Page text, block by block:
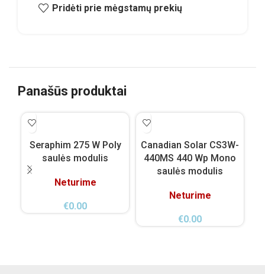
Pridėti prie mėgstamų prekių
Panašūs produktai
Seraphim 275 W Poly
saulės modulis
Neturime
€0.00
Canadian Solar CS3W-
440MS 440 Wp Mono
saulės modulis
Neturime
€0.00